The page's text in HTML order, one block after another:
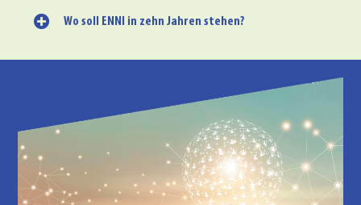
Wo soll ENNI in zehn Jahren stehen?